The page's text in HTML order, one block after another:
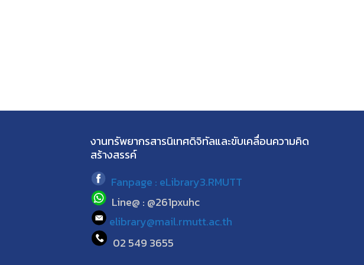
งานทรัพยากรสารนิเทศดิจิทัลและขับเคลื่อนความคิด
สร้างสรรค์
Fanpage : eLibrary3.RMUTT
Line@ : @261pxuhc
elibrary@mail.rmutt.ac.th
02 549 3655